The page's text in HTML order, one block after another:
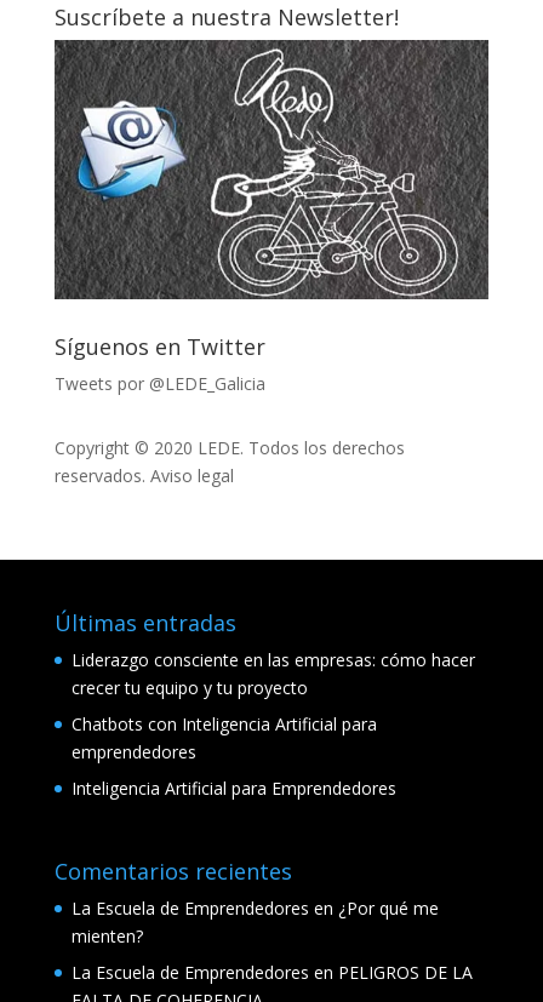
Suscríbete a nuestra Newsletter!
Síguenos en Twitter
Tweets por @LEDE_Galicia
Copyright © 2020 LEDE. Todos los derechos
reservados. Aviso legal
Últimas entradas
Liderazgo consciente en las empresas: cómo hacer
crecer tu equipo y tu proyecto
Chatbots con Inteligencia Artificial para
emprendedores
Inteligencia Artificial para Emprendedores
Comentarios recientes
La Escuela de Emprendedores en ¿Por qué me
mienten?
La Escuela de Emprendedores en PELIGROS DE LA